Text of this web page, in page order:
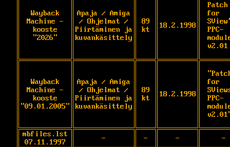
Wayback
Machine -
kooste
"2026"
Apaja / Amiga
/ Ohjelmat /
Piirtäminen ja
kuvankäsittely
89
kt
18.2.1998
Patch
for
PPC-
v2.01
Wayback
Machine -
kooste
"09.01.2005"
Apaja / Amiga
/ Ohjelmat /
Piirtäminen ja
kuvankäsittely
89
kt
18.2.1998
for
PPC-
mbfiles.lst
07.11.1997
- - -
-